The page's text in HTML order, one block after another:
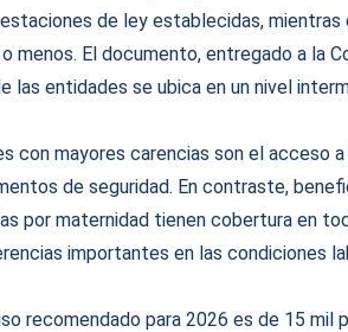
de ley establecidas,
El documento, entregado a la
las entidades se ubica en un nivel
con mayores carencias son el acceso
de seguridad. En contraste,
por maternidad tienen cobertura en
importantes en las condiciones
recomendado para 2026 es de 15 mil